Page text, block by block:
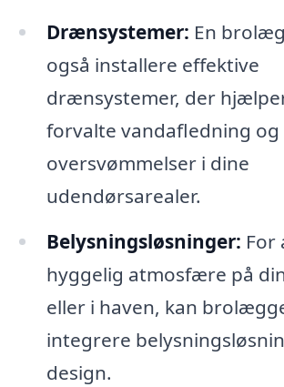
Drænsystemer: En
også installere effektive
drænsystemer, der
forvalte vandafledning og
oversvømmelser i dine
udendørsarealer.
Belysningsløsninger: For
hyggelig atmosfære på
eller i haven, kan
integrere
design.